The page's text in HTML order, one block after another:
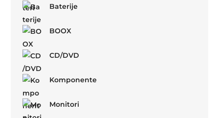
Baterije
BOOX
CD/DVD
Komponente
Monitori